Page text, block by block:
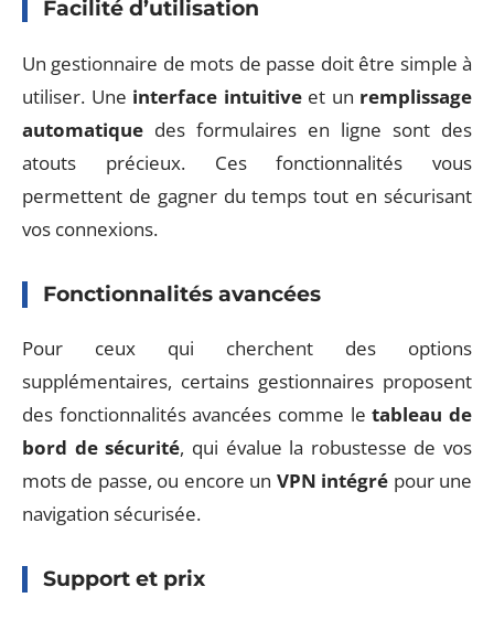
Facilité d’utilisation
Un gestionnaire de mots de passe doit être simple à
utiliser. Une interface intuitiveet un remplissage
automatique des formulaires en ligne sont des
atouts précieux. Ces fonctionnalités vous
permettent de gagner du temps tout en sécurisant
vos connexions.
Fonctionnalités avancées
Pour ceux qui cherchent des options
supplémentaires, certains gestionnaires proposent
des fonctionnalités avancées comme letableau de
bord de sécurité, qui évalue la robustesse de vos
mots de passe, ou encore un VPN intégré pour une
navigation sécurisée.
Support et prix